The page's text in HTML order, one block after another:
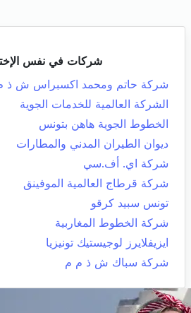
شركات في نفس
شركة حاتم ومحمد اكسبراس ش ذ
الشركة العالمية للخدمات الجوية
الخطوط الجوية هاهن بتونس
ديوان الطيران المدني والمطارات
شركة اي. أف.سي
شركة قرطاج العالمية الموفينق
تونس سبيد كرقو
شركة الخطوط المغاربية
ايزيفلايرز لوجيستيك تونيزيا
شركة سباك ش ذ م م